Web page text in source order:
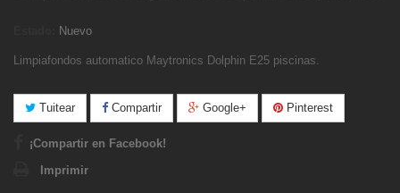
Nuevo
Limpiafondos automatico Maytronics Dolphin E25 piscinas.
Tuitear Compartir Google+ Pinterest
¡Compartir en Facebook!
Imprimir